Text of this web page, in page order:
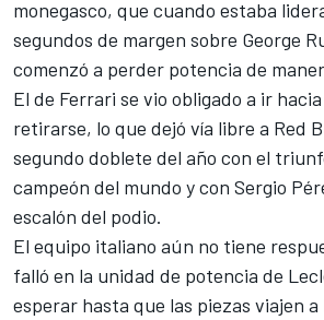
monegasco, que cuando estaba
segundos de margen sobre George
comenzó a perder potencia de
El de Ferrari se vio obligado a ir
retirarse, lo que dejó vía libre a Red
segundo doblete del año con el
campeón del mundo y con Sergio
escalón del podio.
El equipo italiano aún no tiene
falló en la unidad de potencia de
esperar hasta que las piezas viajen